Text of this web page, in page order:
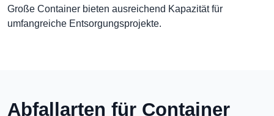
Große Container bieten ausreichend Kapazität für
umfangreiche Entsorgungsprojekte.
Abfallarten für Container